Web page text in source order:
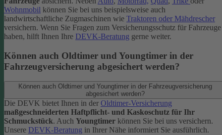
Wohnmobil können Sie bei uns beispielsweise auch
landwirtschaftliche Zugmaschinen wie Traktoren oder Mähdrescher
versichern. Wenn Sie Fragen zum Versicherungsschutz für Fahrzeuge
haben, hilft Ihnen Ihre DEVK-Beratung gerne weiter.
Können auch Oldtimer und Youngtimer in der
Fahrzeugversicherung abgesichert werden?
Können auch Oldtimer und Youngtimer in der Fahrzeugversicherung
abgesichert werden?
Die DEVK bietet Ihnen in der Oldtimer-Versicherung
maßgeschneiderten Haftpflicht- und Kaskoschutz für Ihr
Schmuckstück. Auch Youngtimer können Sie bei uns versichern.
Unsere DEVK-Beratung in Ihrer Nähe informiert Sie ausführlich.